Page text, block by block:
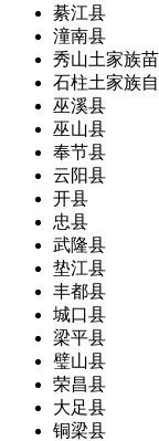
綦江县
潼南县
秀山土家族
石柱土家族
巫溪县
巫山县
奉节县
云阳县
开县
忠县
武隆县
垫江县
丰都县
城口县
梁平县
璧山县
荣昌县
大足县
铜梁县